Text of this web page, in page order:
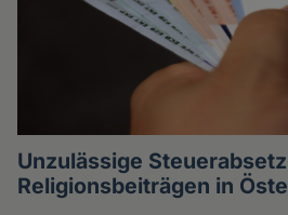
Unzulässige
Religionsbeiträgen in